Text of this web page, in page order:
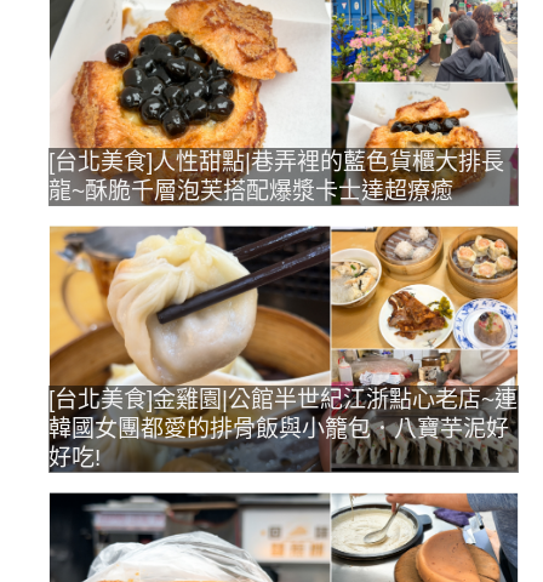
[台北美食]人性甜點|巷弄裡的藍色貨櫃大排長
龍~酥脆千層泡芙搭配爆漿卡士達超療癒
[台北美食]金雞園|公館半世紀江浙點心老店~連
韓國女團都愛的排骨飯與小籠包．八寶芋泥好
好吃!